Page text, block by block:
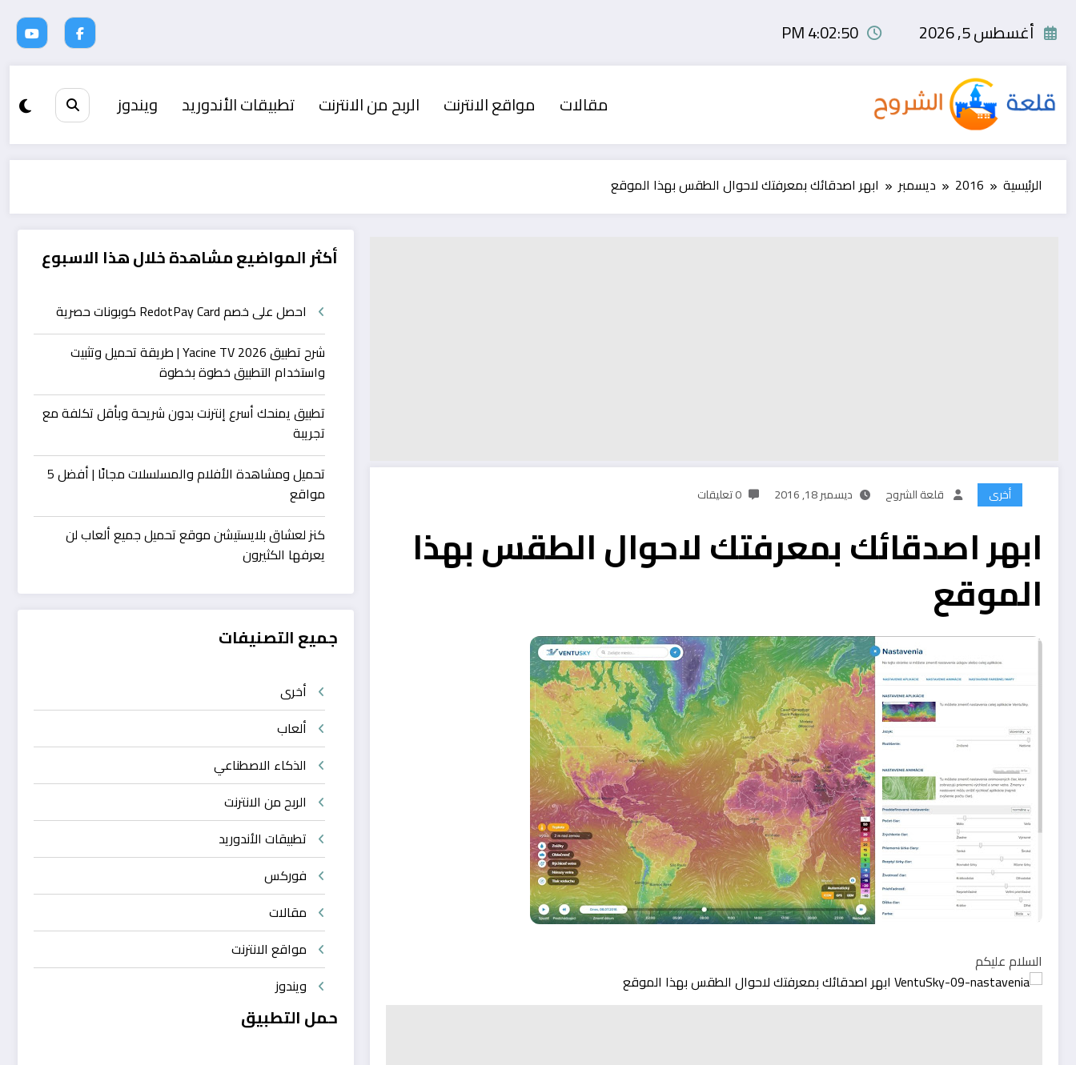
أغسطس 5, 2026 4:02:51 PM
مقالات مواقع الانترنت الربح من الانترنت تطبيقات الأندوريد ويندوز
الرئيسية 2016 ديسمبر ابهر اصدقائك بمعرفتك لاحوال الطقس بهذا الموقع
أخرى قلعة الشروح ديسمبر 18, 2016 0 تعليقات
ابهر اصدقائك بمعرفتك لاحوال الطقس بهذا
الموقع
السلام عليكم
أكثر المواضيع مشاهدة خلال هذا الاسبوع
احصل على خصم RedotPay Card كوبونات حصرية
شرح تطبيق Yacine TV 2026 | طريقة تحميل وتثبيت
واستخدام التطبيق خطوة بخطوة
تطبيق يمنحك أسرع إنترنت بدون شريحة وبأقل تكلفة مع
تجريبة
تحميل ومشاهدة الأفلام والمسلسلات مجانًا | أفضل 5
مواقع
كنز لعشاق بلايستيشن موقع تحميل جميع ألعاب لن
يعرفها الكثيرون
جميع التصنيفات
أخرى
ألعاب
الذكاء الاصطناعي
الربح من الانترنت
تطبيقات الأندوريد
فوركس
مقالات
مواقع الانترنت
ويندوز
حمل التطبيق